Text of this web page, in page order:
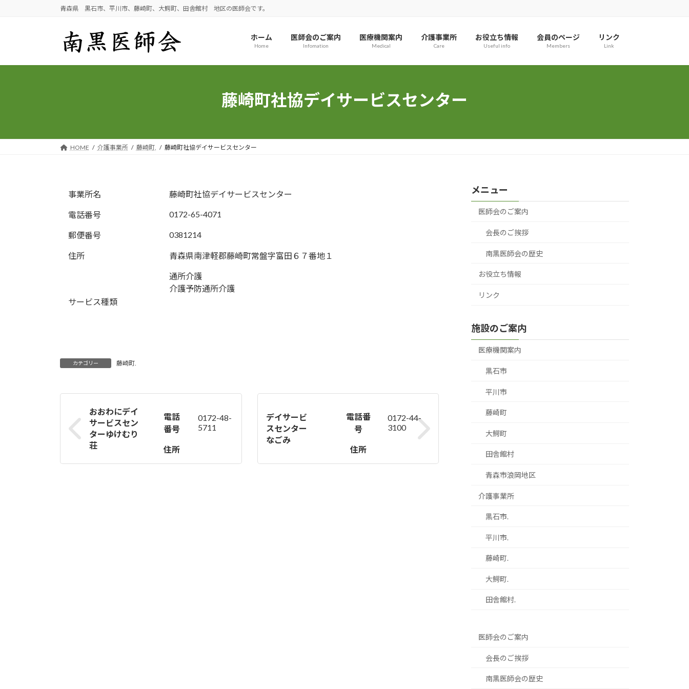
へ
ョ
青森県 黒石市、平川市、藤崎町、大鰐町、田舎館村 地区の医師会です。
ホーム
Home
医師会のご案内
Infomation
医療機関案内
Medical
介護事業所
Care
お役立ち情報
Useful info
会員のページ
Members
リンク
Link
藤崎町社協デイサービスセンター
HOME 介護事業所 藤崎町. 藤崎町社協デイサービスセンター
事業所名 藤崎町社協デイサービスセンター
電話番号 0172-65-4071
郵便番号 0381214
住所 青森県南津軽郡藤崎町常盤字富田６７番地１
サービス種類
通所介護
介護予防通所介護
カテゴリー 藤崎町.
おおわにデイ
サービスセン
ターゆけむり
荘
電話
番号
0172-48-
5711
住所
デイサービ
スセンター
なごみ
電話番
号
0172-44-
3100
住所
メニュー
医師会のご案内
会長のご挨拶
南黒医師会の歴史
お役立ち情報
リンク
施設のご案内
医療機関案内
黒石市
平川市
藤崎町
大鰐町
田舎館村
青森市浪岡地区
介護事業所
黒石市.
平川市.
藤崎町.
大鰐町.
田舎館村.
医師会のご案内
会長のご挨拶
南黒医師会の歴史